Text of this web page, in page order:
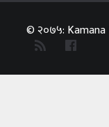
© २०७५: Kamana